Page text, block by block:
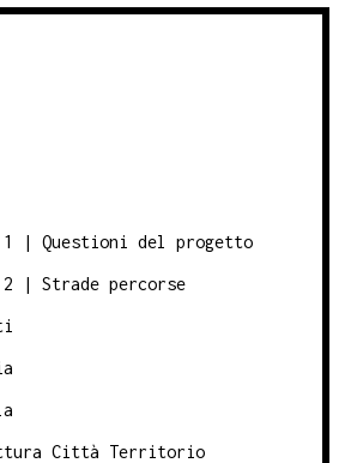
| Questioni del progetto
| Strade percorse
Città Territorio